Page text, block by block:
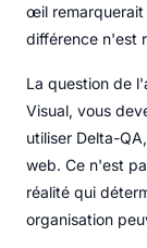
œil remarquerait
différence n'est
La question de
Visual, vous
utiliser Delta-
web. Ce n'est
réalité qui
organisation